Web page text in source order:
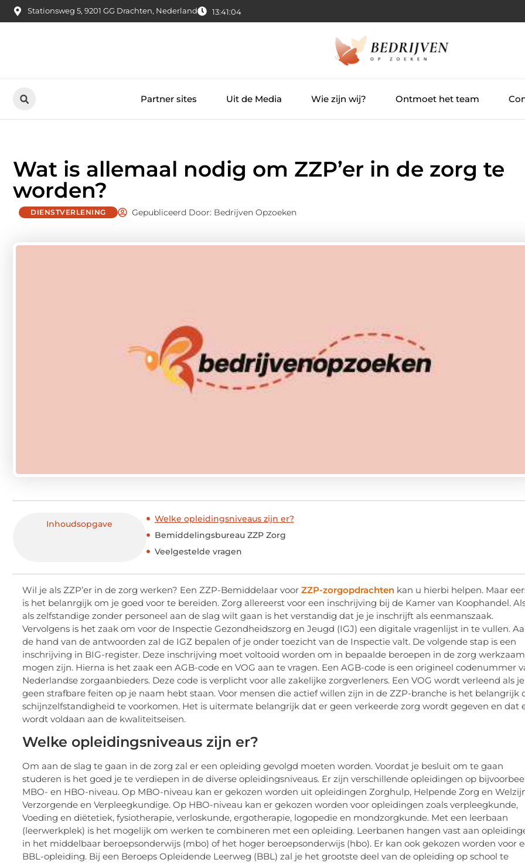
Stationsweg 5, 9201 GG Drachten, Nederland 13:41:05
Partner sites Uit de Media Wie zijn wij? Ontmoet het team
Wat is allemaal nodig om ZZP’er in de zorg te
worden?
DIENSTVERLENING Gepubliceerd Door: Bedrijven Opzoeken
Inhoudsopgave
Welke opleidingsniveaus zijn er?
Bemiddelingsbureau ZZP Zorg
Veelgestelde vragen
Wil je als ZZP’er in de zorg werken? Een ZZP-Bemiddelaar voor ZZP-zorgopdrachten kan u hierbi helpen. Maar
is het belanrgijk om je goed voor te bereiden. Zorg allereerst voor een inschrijving bij de Kamer van Koophandel.
als zelfstandige zonder personeel aan de slag wilt gaan is het verstandig dat je je inschrijft als eenmanszaak.
Vervolgens is het zaak om voor de Inspectie Gezondheidszorg en Jeugd (IGJ) een digitale vragenlijst in te vullen.
de hand van de antwoorden zal de IGZ bepalen of je onder toezicht van de Inspectie valt. De volgende stap is een
inschrijving in BIG-register. Deze inschrijving moet voltooid worden om in bepaalde beroepen in de zorg
mogen zijn. Hierna is het zaak een AGB-code en VOG aan te vragen. Een AGB-code is een origineel codenummer
Nederlandse zorgaanbieders. Deze code is verplicht voor alle zakelijke zorgverleners. Een VOG wordt verleend als je
geen strafbare feiten op je naam hebt staan. Voor mensen die actief willen zijn in de ZZP-branche is het belangrijk
schijnzelfstandigheid te voorkomen. Het is uitermate belangrijk dat er geen verkeerde zorg wordt gegeven en dat
wordt voldaan aan de kwaliteitseisen.
Welke opleidingsniveaus zijn er?
Om aan de slag te gaan in de zorg zal er een opleiding gevolgd moeten worden. Voordat je besluit om te gaan
studeren is het goed je te verdiepen in de diverse opleidingsniveaus. Er zijn verschillende opleidingen op
MBO- en HBO-niveau. Op MBO-niveau kan er gekozen worden uit opleidingen Zorghulp, Helpende Zorg en
Verzorgende en Verpleegkundige. Op HBO-niveau kan er gekozen worden voor opleidingen zoals verpleegkunde,
Voeding en diëtetiek, fysiotherapie, verloskunde, ergotherapie, logopedie en mondzorgkunde. Met een leerbaan
(leerwerkplek) is het mogelijk om werken te combineren met een opleiding. Leerbanen hangen vast aan
in het middelbaar beroepsonderwijs (mbo) of het hoger beroepsonderwijs (hbo). Er kan ook gekozen worden voor
BBL-opleiding. Bij een Beroeps Opleidende Leerweg (BBL) zal je het grootste deel van de opleiding op school te